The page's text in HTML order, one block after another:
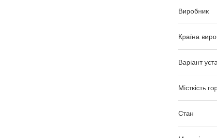
Виробник
Країна
Варіант
Місткість
Стан